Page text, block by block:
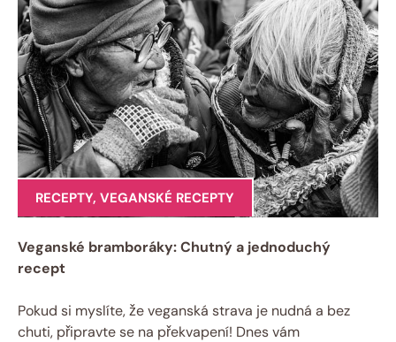
RECEPTY, VEGANSKÉ RECEPTY
Veganské bramboráky: Chutný a jednoduchý
recept
Pokud si myslíte, že veganská strava je nudná a bez
chuti, připravte se na překvapení! Dnes vám